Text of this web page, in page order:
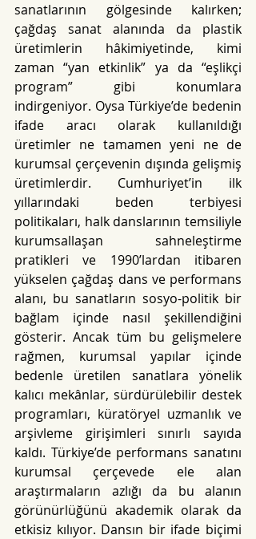
sanatlarının gölgesinde kalırken;
çağdaş sanat alanında da plastik
üretimlerin hâkimiyetinde, kimi
zaman “yan etkinlik” ya da “eşlikçi
program” gibi konumlara
indirgeniyor. Oysa Türkiye’de bedenin
ifade aracı olarak kullanıldığı
üretimler ne tamamen yeni ne de
kurumsal çerçevenin dışında gelişmiş
üretimlerdir. Cumhuriyet’in ilk
yıllarındaki beden terbiyesi
politikaları, halk danslarının temsiliyle
kurumsallaşan sahneleştirme
pratikleri ve 1990’lardan itibaren
yükselen çağdaş dans ve performans
alanı, bu sanatların sosyo-politik bir
bağlam içinde nasıl şekillendiğini
gösterir. Ancak tüm bu gelişmelere
rağmen, kurumsal yapılar içinde
bedenle üretilen sanatlara yönelik
kalıcı mekânlar, sürdürülebilir destek
programları, küratöryel uzmanlık ve
arşivleme girişimleri sınırlı sayıda
kaldı. Türkiye’de performans sanatını
kurumsal çerçevede ele alan
araştırmaların azlığı da bu alanın
görünürlüğünü akademik olarak da
etkisiz kılıyor. Dansın bir ifade biçimi